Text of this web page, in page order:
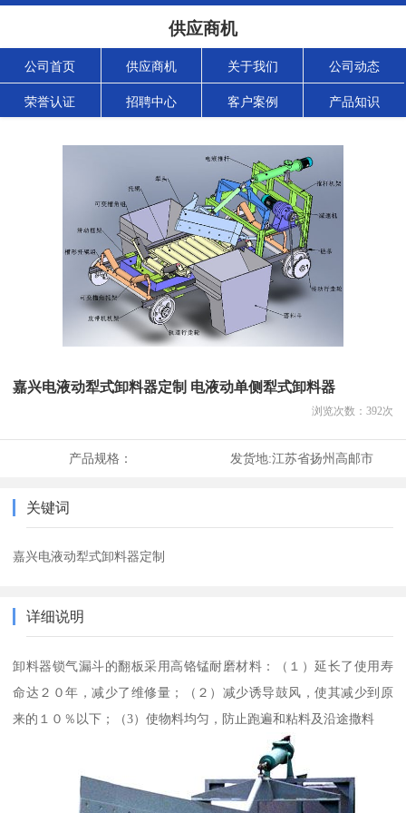
供应商机
公司首页 供应商机 关于我们 公司动态
荣誉认证 招聘中心 客户案例 产品知识
嘉兴电液动犁式卸料器定制 电液动单侧犁式卸料器
浏览次数： 392次
产品规格： 发货地:江苏省扬州高邮市
关键词
嘉兴电液动犁式卸料器定制
详细说明
卸料器锁气漏斗的翻板采用高铬锰耐磨材料：（１）延长了使用寿
命达２０年，减少了维修量；（２）减少诱导鼓风，使其减少到原
来的１０％以下；（3）使物料均匀，防止跑遍和粘料及沿途撒料